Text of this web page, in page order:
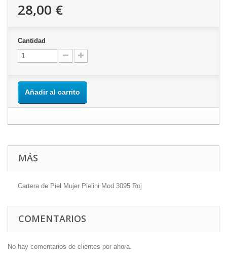
28,00 €
Cantidad
Añadir al carrito
MÁS
Cartera de Piel Mujer Pielini Mod 3095 Roj
COMENTARIOS
No hay comentarios de clientes por ahora.